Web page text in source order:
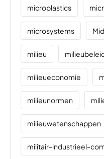
microplastics
microsystems
milieu
milieueconomie
milieunormen
milieuwetenschappen
militair-industrieel-